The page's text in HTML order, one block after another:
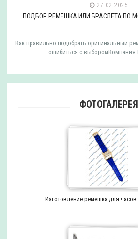
27.02.2025
ПОДБОР РЕМЕШКА ИЛИ БРАСЛЕТА ПО
Как правильно подобрать оригинальный
ошибиться с выборомКомпания
ФОТОГАЛЕРЕЯ
Изготовление ремешка для часов